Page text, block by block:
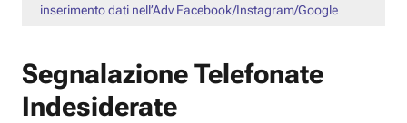
inserimento dati nell’Adv Facebook/Instagram/Google
Segnalazione Telefonate
Indesiderate